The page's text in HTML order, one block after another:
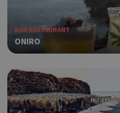
BAR RESTAURANT
ONIRO